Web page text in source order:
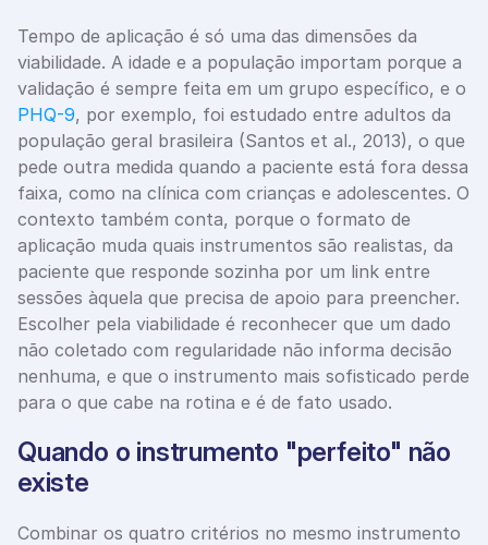
Tempo de aplicação é só uma das dimensões da
viabilidade. A idade e a população importam porque a
PHQ-9, por exemplo, foi estudado entre adultos da
população geral brasileira (Santos et al., 2013), o que
pede outra medida quando a paciente está fora dessa
faixa, como na clínica com crianças e adolescentes. O
contexto também conta, porque o formato de
aplicação muda quais instrumentos são realistas, da
paciente que responde sozinha por um link entre
sessões àquela que precisa de apoio para preencher.
Escolher pela viabilidade é reconhecer que um dado
não coletado com regularidade não informa decisão
nenhuma, e que o instrumento mais sofisticado perde
para o que cabe na rotina e é de fato usado.
Quando o instrumento "perfeito" não
existe
Combinar os quatro critérios no mesmo instrumento